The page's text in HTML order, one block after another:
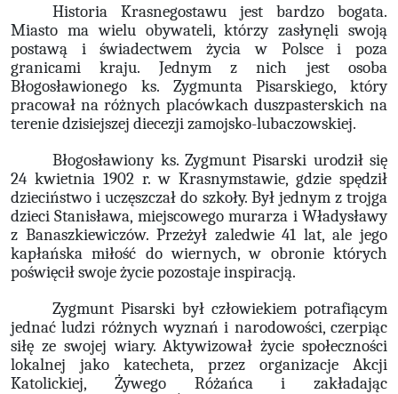
Historia Krasnegostawu jest bardzo bogata.
Miasto ma wielu obywateli, którzy zasłynęli swoją
postawą i świadectwem życia w Polsce i poza
granicami kraju. Jednym z nich jest osoba
Błogosławionego ks. Zygmunta Pisarskiego, który
pracował na różnych placówkach duszpasterskich na
terenie dzisiejszej diecezji zamojsko-lubaczowskiej.
Błogosławiony ks. Zygmunt Pisarski urodził się
24 kwietnia 1902 r. w Krasnymstawie, gdzie spędził
dzieciństwo i uczęszczał do szkoły. Był jednym z trojga
dzieci Stanisława, miejscowego murarza i Władysławy
z Banaszkiewiczów. Przeżył zaledwie 41 lat, ale jego
kapłańska miłość do wiernych, w obronie których
poświęcił swoje życie pozostaje inspiracją.
Zygmunt Pisarski był człowiekiem potrafiącym
jednać ludzi różnych wyznań i narodowości, czerpiąc
siłę ze swojej wiary. Aktywizował życie społeczności
lokalnej jako katecheta, przez organizacje Akcji
Katolickiej, Żywego Różańca i zakładając